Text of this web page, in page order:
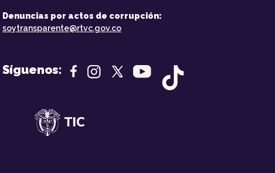
Denuncias por actos de corrupción:
soytransparente@rtvc.gov.co
Síguenos: